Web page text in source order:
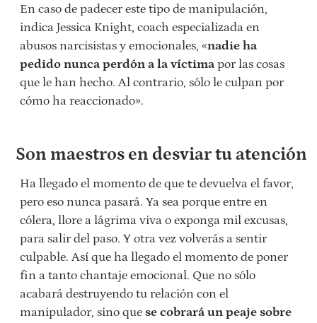
En caso de padecer este tipo de manipulación,
indica Jessica Knight, coach especializada en
abusos narcisistas y emocionales, «nadie ha
pedido nunca perdón a la víctima por las cosas
que le han hecho. Al contrario, sólo le culpan por
cómo ha reaccionado».
Son maestros en desviar tu atención
Ha llegado el momento de que te devuelva el favor,
pero eso nunca pasará. Ya sea porque entre en
cólera, llore a lágrima viva o exponga mil excusas,
para salir del paso. Y otra vez volverás a sentir
culpable. Así que ha llegado el momento de poner
fin a tanto chantaje emocional. Que no sólo
acabará destruyendo tu relación con el
manipulador, sino que se cobrará un peaje sobre